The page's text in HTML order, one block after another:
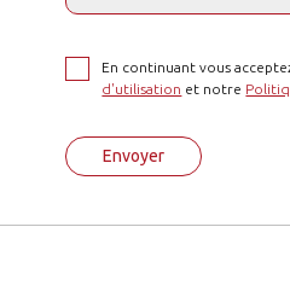
En continuant vous
d'utilisation et notre
Envoyer